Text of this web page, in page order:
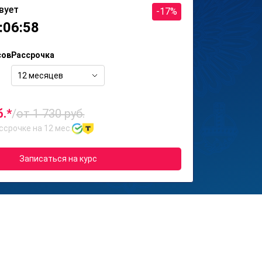
-17%
Рассрочка
12 месяцев
/от 1 730 руб.
на 12 мес.
Записаться на курс